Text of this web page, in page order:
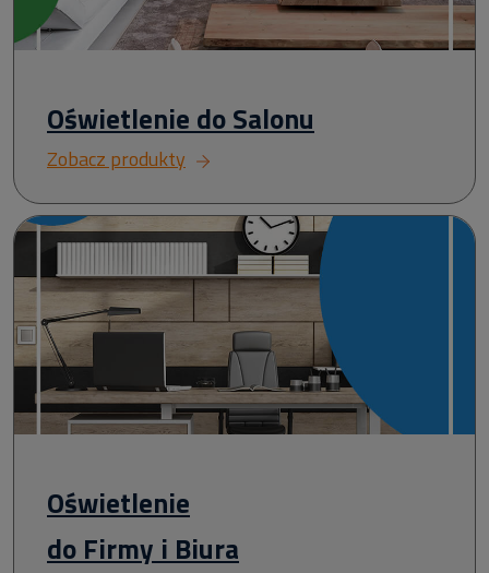
Oświetlenie do Salonu
Zobacz produkty
Oświetlenie
do Firmy i Biura